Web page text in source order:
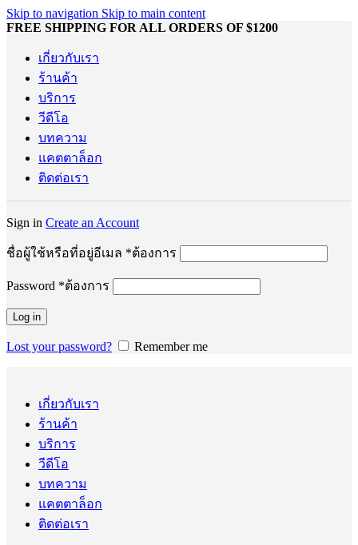
Skip to navigation Skip to main content
FREE SHIPPING FOR ALL ORDERS OF $1200
เกี่ยวกับเรา
ร้านค้า
บริการ
วีดีโอ
บทความ
แคตตาล็อก
ติดต่อเรา
Sign in Create an Account
ชื่อผู้ใช้หรือที่อยู่อีเมล *ต้องการ
Password *ต้องการ
Log in
Lost your password? Remember me
เกี่ยวกับเรา
ร้านค้า
บริการ
วีดีโอ
บทความ
แคตตาล็อก
ติดต่อเรา